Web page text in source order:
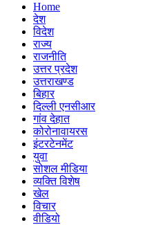
Home
देश
विदेश
राज्य
राजनीति
उत्तर प्रदेश
उत्तराखण्ड
बिहार
दिल्ली एनसीआर
गांव देहात
कोरोनावायरस
इंटरटेनमेंट
युवा
सोशल मीडिया
व्यक्ति विशेष
खेल
विचार
वीडियो